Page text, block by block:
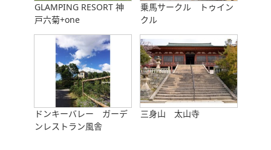
GLAMPING RESORT 神
戸六菊+one
乗馬サークル トゥイン
クル
ドンキーバレー ガーデ
ンレストラン風舎
三身山 太山寺